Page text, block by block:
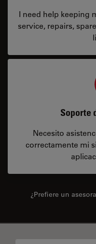
I need help keeping
service, repairs,
Soporte
Necesito
correctamente mi
¿Prefiere un